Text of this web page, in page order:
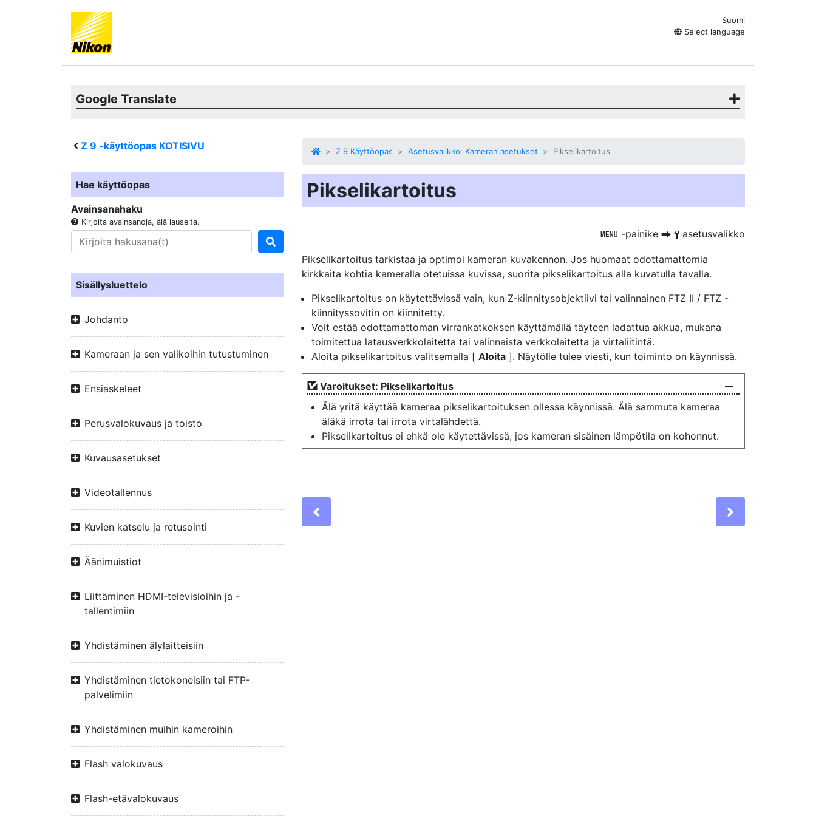
Suomi
Select language
Google Translate
Z 9 -käyttöopas KOTISIVU
Hae käyttöopas
Avainsanahaku
Kirjoita avainsanoja, älä lauseita.
Sisällysluettelo
Johdanto
Kameraan ja sen valikoihin tutustuminen
Ensiaskeleet
Perusvalokuvaus ja toisto
Kuvausasetukset
Videotallennus
Kuvien katselu ja retusointi
Äänimuistiot
Liittäminen HDMI-televisioihin ja -
tallentimiin
Yhdistäminen älylaitteisiin
Yhdistäminen tietokoneisiin tai FTP-
palvelimiin
Yhdistäminen muihin kameroihin
Flash valokuvaus
Flash-etävalokuvaus
Z 9 Käyttöopas Asetusvalikko: Kameran asetukset Pikselikartoitus
Pikselikartoitus
G -painike U B asetusvalikko
Pikselikartoitus tarkistaa ja optimoi kameran kuvakennon. Jos huomaat odottamattomia
kirkkaita kohtia kameralla otetuissa kuvissa, suorita pikselikartoitus alla kuvatulla tavalla.
Pikselikartoitus on käytettävissä vain, kun Z-kiinnitysobjektiivi tai valinnainen FTZ II / FTZ -
kiinnityssovitin on kiinnitetty.
Voit estää odottamattoman virrankatkoksen käyttämällä täyteen ladattua akkua, mukana
toimitettua latausverkkolaitetta tai valinnaista verkkolaitetta ja virtaliitintä.
Aloita pikselikartoitus valitsemalla [ Aloita ]. Näytölle tulee viesti, kun toiminto on käynnissä.
Varoitukset: Pikselikartoitus
Älä yritä käyttää kameraa pikselikartoituksen ollessa käynnissä. Älä sammuta kameraa
äläkä irrota tai irrota virtalähdettä.
Pikselikartoitus ei ehkä ole käytettävissä, jos kameran sisäinen lämpötila on kohonnut.